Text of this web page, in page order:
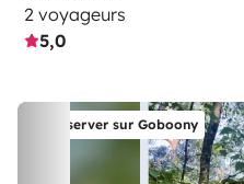
2 voyageurs
5,0
Réserver sur Goboony